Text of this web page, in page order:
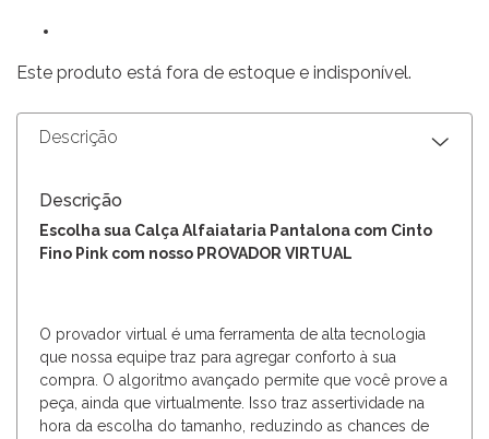
Este produto está fora de estoque e indisponível.
Descrição
Descrição
Escolha sua Calça Alfaiataria Pantalona com Cinto
Fino Pink com nosso PROVADOR VIRTUAL
O provador virtual é uma ferramenta de alta tecnologia
que nossa equipe traz para agregar conforto à sua
compra. O algoritmo avançado permite que você prove a
peça, ainda que virtualmente. Isso traz assertividade na
hora da escolha do tamanho, reduzindo as chances de